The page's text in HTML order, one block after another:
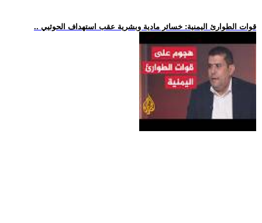
.. قوات الطوارئ اليمنية: خسائر مادية وبشرية عقب استهداف الحوثيي